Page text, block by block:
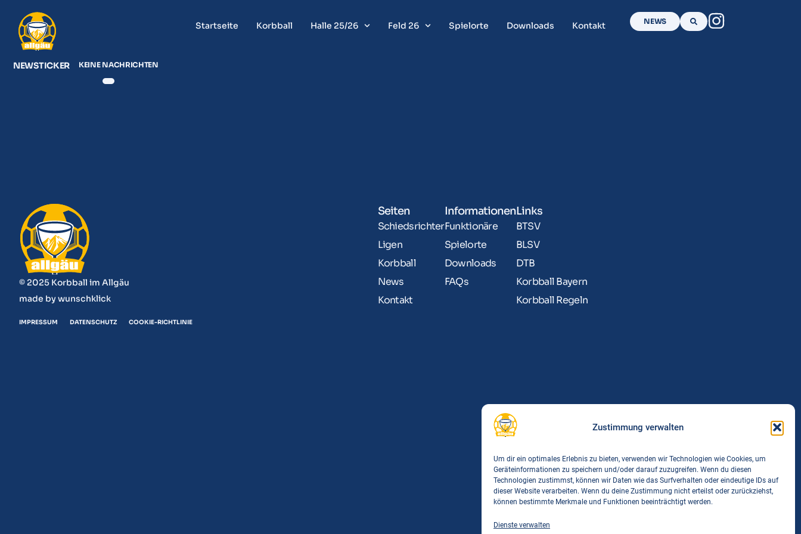
Zustimmung verwalten
Um dir ein optimales Erlebnis zu bieten, verwenden wir Technologien wie Cookies, um
Geräteinformationen zu speichern und/oder darauf zuzugreifen. Wenn du diesen
Technologien zustimmst, können wir Daten wie das Surfverhalten oder eindeutige IDs auf
dieser Website verarbeiten. Wenn du deine Zustimmung nicht erteilst oder zurückziehst,
können bestimmte Merkmale und Funktionen beeinträchtigt werden.
Dienste verwalten
Startseite Korbball Halle 25/26 Feld 26 Spielorte Downloads Kontakt NEWS
NEWSTICKER KEINE NACHRICHTEN
© 2025 Korbball im Allgäu
made bywunschklick
Seiten
Schiedsrichter
Ligen
Korbball
News
Kontakt
Informationen
Funktionäre
Spielorte
Downloads
FAQs
Links
BTSV
BLSV
DTB
Korbball Bayern
Korbball Regeln
IMPRESSUM DATENSCHUTZ COOKIE-RICHTLINIE